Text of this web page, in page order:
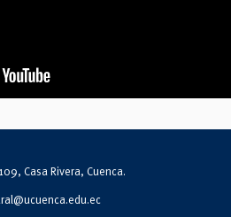
Casa Rivera, Cuenca.